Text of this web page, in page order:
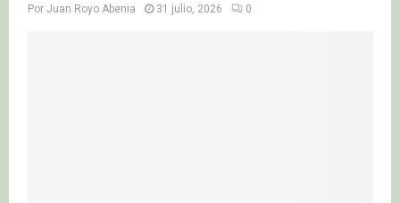
Por Juan Royo Abenia 31 julio, 2026 0